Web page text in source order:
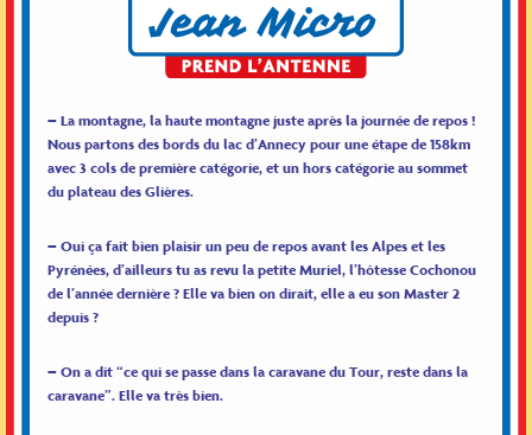
– La montagne, la haute montagne juste après la journée de repos !
Nous partons des bords du lac d’Annecy pour une étape de 158km
avec 3 cols de première catégorie, et un hors catégorie au sommet
du plateau des Glières.
– Oui ça fait bien plaisir un peu de repos avant les Alpes et les
Pyrénées, d’ailleurs tu as revu la petite Muriel, l’hôtesse Cochonou
de l’année dernière ? Elle va bien on dirait, elle a eu son Master 2
depuis ?
– On a dit “ce qui se passe dans la caravane du Tour, reste dans la
caravane”. Elle va très bien.